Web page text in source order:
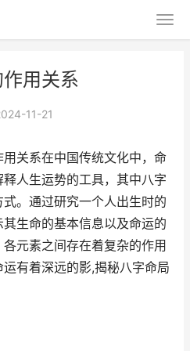
用关系
11-21
关系在中国传统文化中，命
人生运势的工具，其中八字
。通过研究一个人出生时的
生命的基本信息以及命运的
元素之间存在着复杂的作用
有着深远的影,揭秘八字命局